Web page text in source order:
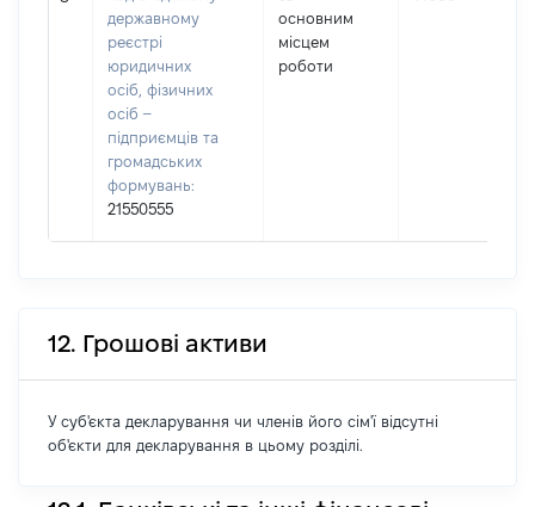
державному
реєстрі
юридичних
осіб, фізичних
осіб –
підприємців та
громадських
формувань:
21550555
основним
місцем
роботи
12. Грошові активи
У суб'єкта декларування чи членів його сім'ї відсутні
об'єкти для декларування в цьому розділі.